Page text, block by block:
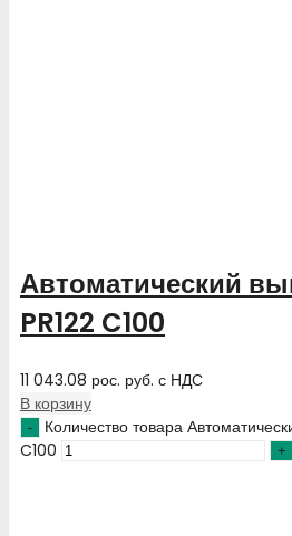
Автоматический
PR122 C100
11 043.08 рос. руб. с НДС
В корзину
Количество товара
C100